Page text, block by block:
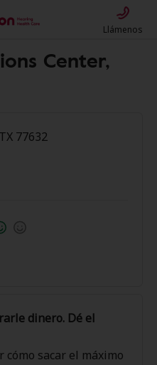
Llámenos
Center,
77632
dinero. Dé el
cómo sacar el máximo